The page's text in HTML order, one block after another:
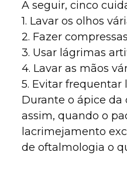
A seguir, cinco
1. Lavar os olhos
2. Fazer
3. Usar lágrimas
4. Lavar as mãos
5. Evitar frequentar
Durante o ápice da
assim, quando o
lacrimejamento
de oftalmologia o